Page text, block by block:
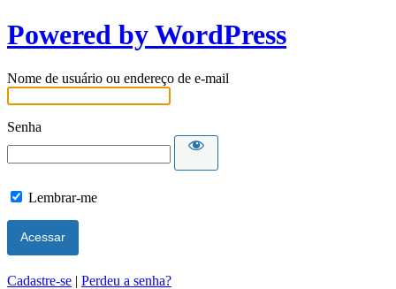
Powered by WordPress
Nome de usuário ou endereço de e-mail
Senha
Lembrar-me
Cadastre-se | Perdeu a senha?